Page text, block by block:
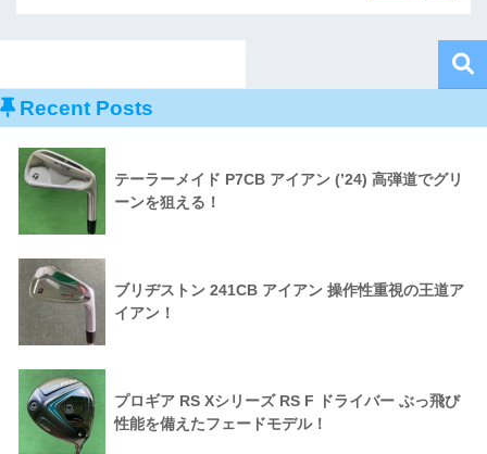
Recent Posts
テーラーメイド P7CB アイアン (’24) 高弾道でグリ
ーンを狙える！
ブリヂストン 241CB アイアン 操作性重視の王道ア
イアン！
プロギア RS Xシリーズ RS F ドライバー ぶっ飛び
性能を備えたフェードモデル！